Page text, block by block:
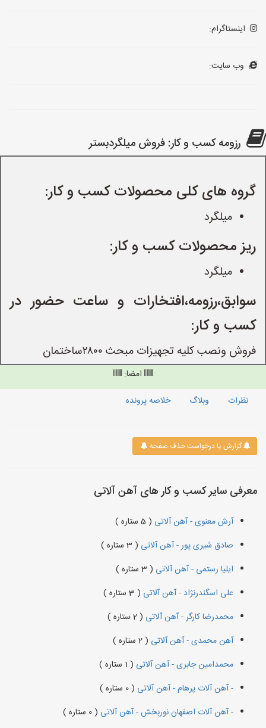
اینستاگرام:
وب سایت:
رزومه کسب و کار: فروش میلگردبستر
گروه های کلی محصولات کسب و کار:
میلگرد
ریز محصولات کسب و کار:
میلگرد
سوابق،رزومه،افتخارات و ساعت حضور در
کسب و کار:
فروش ونصب کلیه تجهیزات مبحث ۲۸۰۰ساختمان
امضا:
نظرات
وبلاگ خلاصه پرونده
گزارش یا درخواست حذف صفحه
معرفی سایر کسب و کار های آهن آلاتی
آرش معنوی - آهن آلاتی ( 5 ستاره )
صادق شیری پور - آهن آلاتی ( 3 ستاره )
ایلیا رستمی - آهن آلاتی ( 3 ستاره )
علی اسگندرنژاد - آهن آلاتی ( 3 ستاره )
محمدرضا کارگر - آهن آلاتی ( 2 ستاره )
آهن محمدی - آهن آلاتی ( 2 ستاره )
محمدامین جابری - آهن آلاتی ( 1 ستاره )
- آهن آلات پرهام - آهن آلاتی ( 0 ستاره )
- آهن آلات اصفهان نوربخش - آهن آلاتی ( 0 ستاره )